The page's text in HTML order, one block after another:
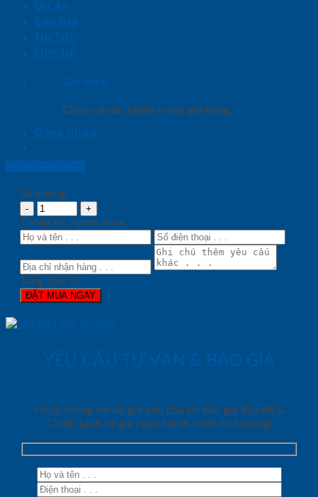
Dự Án
Báo Giá
Tin Tức
Liên hệ
Giỏ hàng
Chưa có sản phẩm trong giỏ hàng.
Đăng nhập
Số lượng:
Thông tin người mua
Tổng tiền: 0
ĐẶT MUA NGAY
YÊU CẦU TƯ VẤN & BÁO GIÁ
Nhập thông tin để gửi yêu cầu tải báo giá đầy đủ &
Chính sách về giá cạnh tranh nhất thị trường!